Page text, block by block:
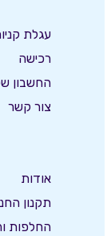
עגלת
רכישה
החשבון
צור קשר
אודות
תקנון
החלפות